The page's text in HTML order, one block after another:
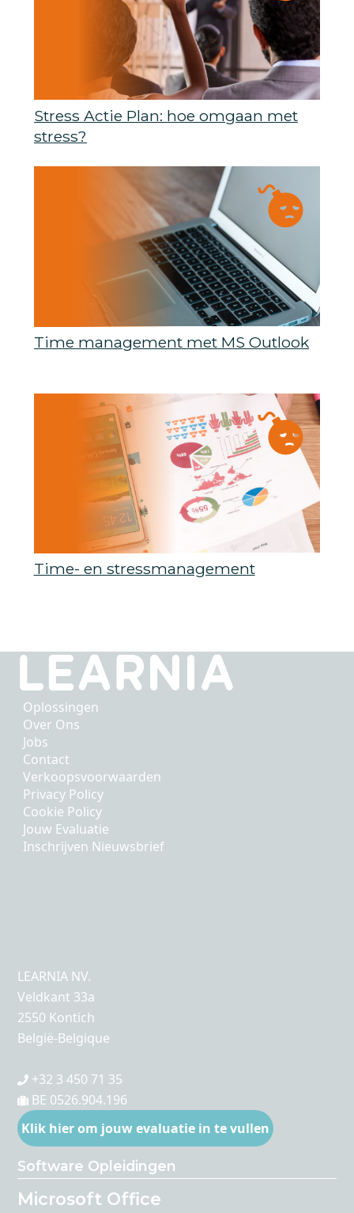
Stress Actie Plan: hoe omgaan met
stress?
Time management met MS Outlook
Time- en stressmanagement
Oplossingen
Over Ons
Jobs
Contact
Verkoopsvoorwaarden
Privacy Policy
Cookie Policy
Jouw Evaluatie
Inschrijven Nieuwsbrief
LEARNIA NV.
Veldkant 33a
2550 Kontich
België-Belgique
+32 3 450 71 35
BE 0526.904.196
Klik hier om jouw evaluatie in te vullen
Software Opleidingen
Microsoft Office